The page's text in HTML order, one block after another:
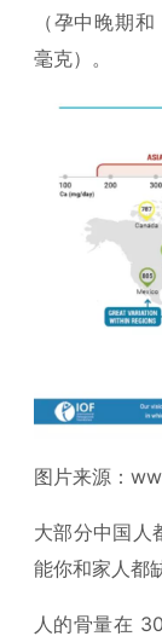
（孕中晚期
毫克）。
图片来源：
大部分中国人
能你和家人都
人的骨量在